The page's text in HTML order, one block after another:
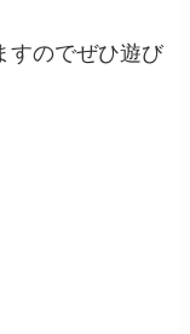
すのでぜひ遊び